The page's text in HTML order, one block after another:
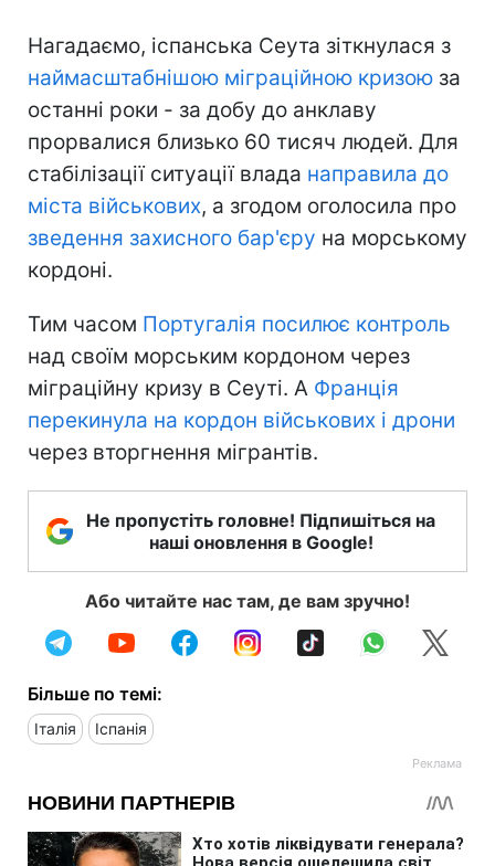
Нагадаємо, іспанська Сеута зіткнулася з
наймасштабнішою міграційною кризою за
останні роки - за добу до анклаву
прорвалися близько 60 тисяч людей. Для
стабілізації ситуації влада направила до
міста військових, а згодом оголосила про
зведення захисного бар'єру на морському
кордоні.
Тим часом Португалія посилює контроль
над своїм морським кордоном через
міграційну кризу в Сеуті. А Франція
перекинула на кордон військових і дрони
через вторгнення мігрантів.
Не пропустіть головне! Підпишіться на
наші оновлення в Google!
Або читайте нас там, де вам зручно!
Більше по темі:
Італія Іспанія